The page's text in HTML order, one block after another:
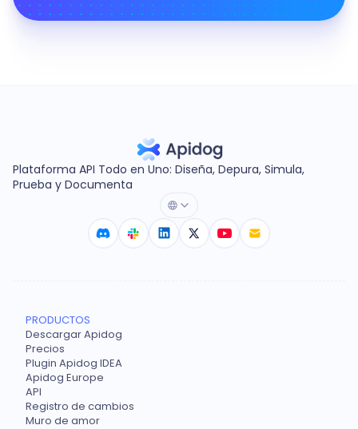
Plataforma API Todo en Uno: Diseña, Depura, Simula,
Prueba y Documenta
PRODUCTOS
Descargar Apidog
Precios
Plugin Apidog IDEA
Apidog Europe
API
Registro de cambios
Muro de amor